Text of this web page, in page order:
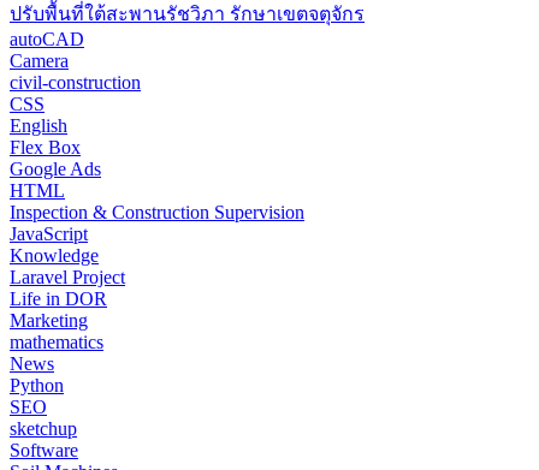
ปรับพื้นที่ใต้สะพานรัชวิภา รักษาเขตจตุจักร
autoCAD
Camera
civil-construction
CSS
English
Flex Box
Google Ads
HTML
Inspection & Construction Supervision
JavaScript
Knowledge
Laravel Project
Life in DOR
Marketing
mathematics
News
Python
SEO
sketchup
Software